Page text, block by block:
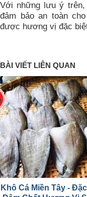
Với những lưu ý
đảm bảo an toàn
được hương vị đặc
BÀI VIẾT LIÊN QUAN
Khô Cá Miền Tây -